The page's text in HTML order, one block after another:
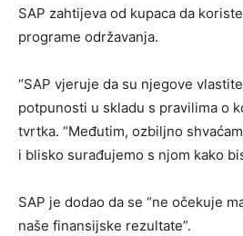
SAP zahtijeva od kupaca da
programe održavanja.
“SAP vjeruje da su njegove
potpunosti u skladu s pravilima o
tvrtka. “Međutim, ozbiljno
i blisko surađujemo s njom kako
SAP je dodao da se “ne očekuje
naše finansijske rezultate”.